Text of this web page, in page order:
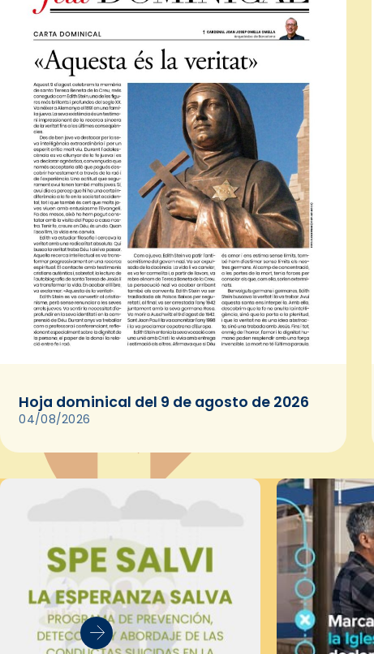
Hoja dominical del 9 de agosto de 2026
04/08/2026